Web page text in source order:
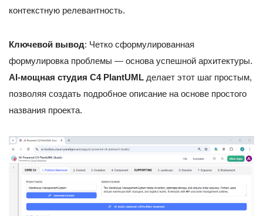
контекстную релевантность.
Ключевой вывод: Четко сформулированная
формулировка проблемы — основа успешной архитектуры.
AI-мощная студия C4 PlantUML делает этот шаг простым,
позволяя создать подробное описание на основе простого
названия проекта.